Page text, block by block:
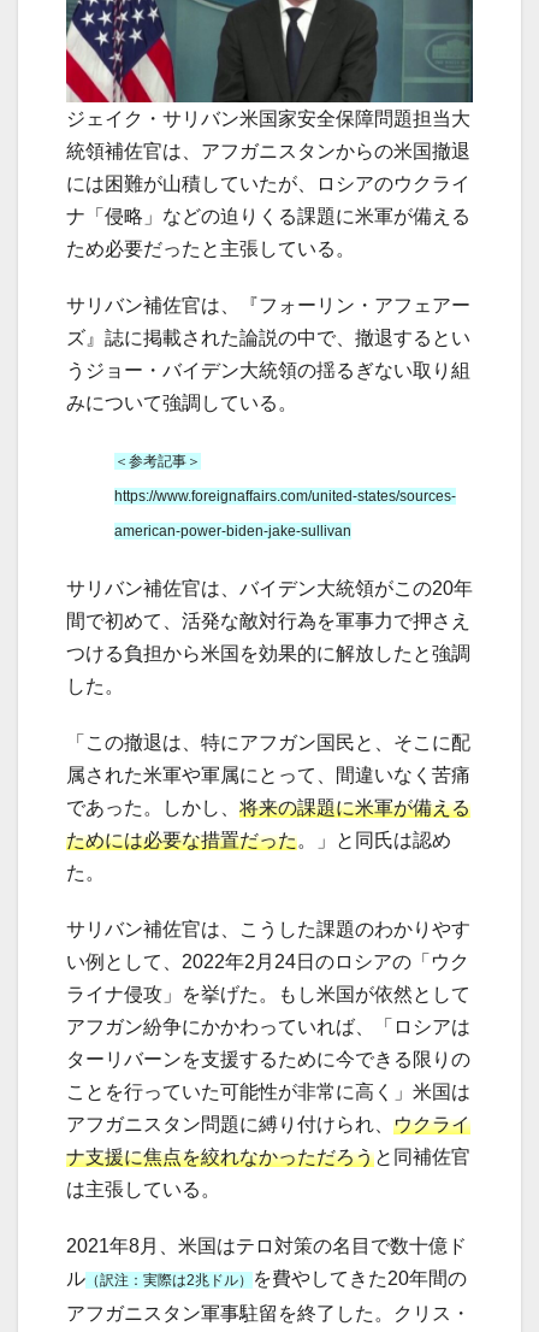
ジェイク・サリバン米国家安全保障問題担当大
統領補佐官は、アフガニスタンからの米国撤退
には困難が山積していたが、ロシアのウクライ
ナ「侵略」などの迫りくる課題に米軍が備える
ため必要だったと主張している。
サリバン補佐官は、『フォーリン・アフェアー
ズ』誌に掲載された論説の中で、撤退するとい
うジョー・バイデン大統領の揺るぎない取り組
みについて強調している。
＜参考記事＞
https://www.foreignaffairs.com/united-states/sources-
american-power-biden-jake-sullivan
サリバン補佐官は、バイデン大統領がこの20年
間で初めて、活発な敵対行為を軍事力で押さえ
つける負担から米国を効果的に解放したと強調
した。
「この撤退は、特にアフガン国民と、そこに配
属された米軍や軍属にとって、間違いなく苦痛
であった。しかし、 将来の課題に米軍が備える
ためには必要な措置だった。」と同氏は認め
た。
サリバン補佐官は、こうした課題のわかりやす
い例として、2022年2月24日のロシアの「ウク
ライナ侵攻」を挙げた。もし米国が依然として
アフガン紛争にかかわっていれば、「ロシアは
ターリバーンを支援するために今できる限りの
ことを行っていた可能性が非常に高く」米国は
アフガニスタン問題に縛り付けられ、 ウクライ
ナ支援に焦点を絞れなかっただろうと同補佐官
は主張している。
2021年8月、米国はテロ対策の名目で数十億ド
ル （訳注：実際は2兆ドル）
を費やしてきた20年間の
アフガニスタン軍事駐留を終了した。クリス・